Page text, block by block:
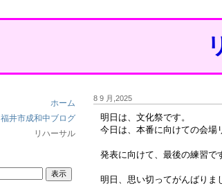
ホーム
福井市成和中ブログ
リハーサル
8 9 月,2025
明日は、文化祭です。
今日は、本番に向けての会場
発表に向けて、最後の練習で
明日、思い切ってがんばりま